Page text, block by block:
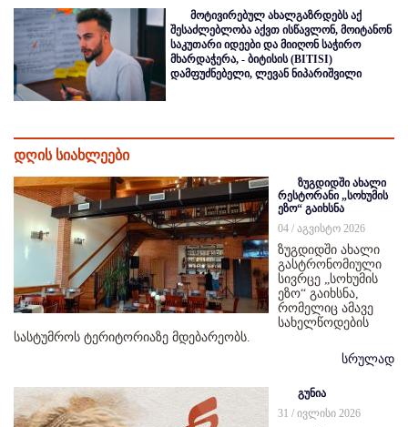
მოტივირებულ ახალგაზრდებს აქ
შესაძლებლობა აქვთ ისწავლონ, მოიტანონ
საკუთარი იდეები და მიიღონ საჭირო
მხარდაჭერა, - ბიტისის (BITISI)
დამფუძნებელი, ლევან ნიპარიშვილი
დღის სიახლეები
ზუგდიდში ახალი
რესტორანი „სოხუმის
ეზო“ გაიხსნა
04 / აგვისტო 2026
ზუგდიდში ახალი
გასტრონომიული
სივრცე „სოხუმის
ეზო“ გაიხსნა,
რომელიც ამავე
სახელწოდების
სასტუმროს ტერიტორიაზე მდებარეობს.
სრულად
გუნია
31 / ივლისი 2026